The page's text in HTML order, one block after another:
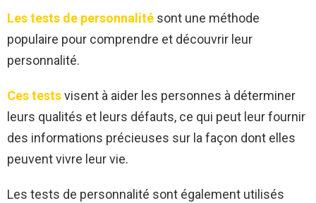
Les tests de personnalité sont une méthode
populaire pour comprendre et découvrir leur
personnalité.
Ces testsvisent à aider les personnes à déterminer
leurs qualités et leurs défauts, ce qui peut leur fournir
des informations précieuses sur la façon dont elles
peuvent vivre leur vie.
Les tests de personnalité sont également utilisés